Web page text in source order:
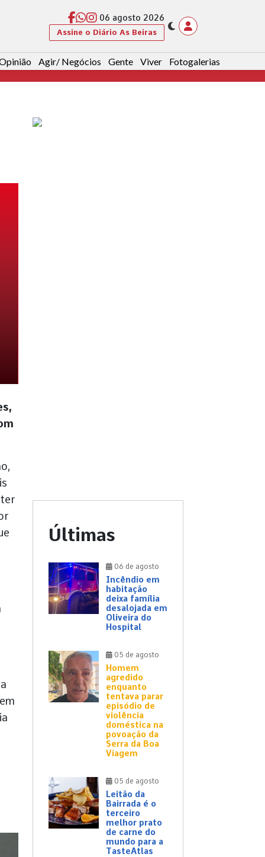
06 agosto 2026
Assine o Diário As Beiras
Agir/ Negócios Gente Viver Fotogalerias
Últimas
06 de agosto
Incêndio em
habitação
deixa família
desalojada em
Oliveira do
Hospital
05 de agosto
Homem
agredido
enquanto
tentava parar
episódio de
violência
doméstica na
povoação da
Serra da Boa
Viagem
05 de agosto
Leitão da
Bairrada é o
terceiro
melhor prato
de carne do
mundo para a
TasteAtlas